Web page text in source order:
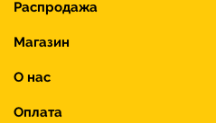
Распродажа
Магазин
О нас
Оплата